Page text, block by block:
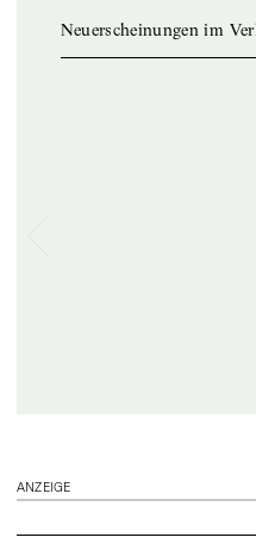
Neuerscheinungen im
ANZEIGE